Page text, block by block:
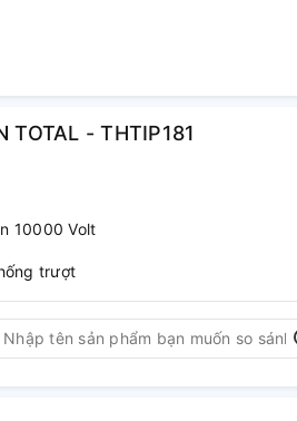
TOTAL - THTIP181
10000 Volt
trượt